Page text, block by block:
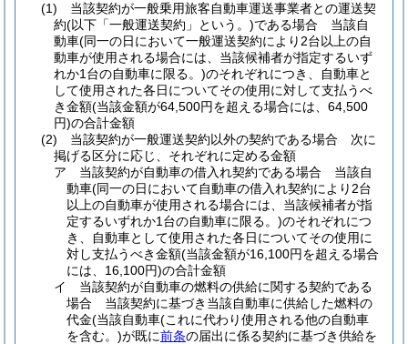
(1)
当該契約が一般乗用旅客自動車運送事業者との運送契
約(以下「一般運送契約」という。)である場合 当該自
動車(同一の日において一般運送契約により2台以上の自
動車が使用される場合には、当該候補者が指定するいず
れか1台の自動車に限る。)のそれぞれにつき、自動車と
して使用された各日についてその使用に対して支払うべ
き金額(当該金額が64,500円を超える場合には、64,500
円)の合計金額
(2)
当該契約が一般運送契約以外の契約である場合 次に
掲げる区分に応じ、それぞれに定める金額
ア
当該契約が自動車の借入れ契約である場合 当該自
動車(同一の日において自動車の借入れ契約により2台
以上の自動車が使用される場合には、当該候補者が指
定するいずれか1台の自動車に限る。)のそれぞれにつ
き、自動車として使用された各日についてその使用に
対し支払うべき金額(当該金額が16,100円を超える場合
には、16,100円)の合計金額
イ
当該契約が自動車の燃料の供給に関する契約である
場合 当該契約に基づき当該自動車に供給した燃料の
代金(当該自動車(これに代わり使用される他の自動車
を含む。)が既に前条の届出に係る契約に基づき供給を